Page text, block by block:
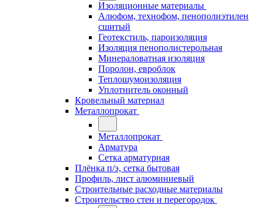
Изоляционные материалы
Алюфом, технофом, пенополиэтилен
сшитый
Геотекстиль, пароизоляция
Изоляция пенополистерольная
Минераловатная изоляция
Поролон, евроблок
Теплошумоизоляция
Уплотнитель оконный
Кровельный материал
Металлопрокат
Металлопрокат
Арматура
Сетка арматурная
Плёнка п/э, сетка бытовая
Профиль, лист алюминиевый
Строительные расходные материалы
Строительство стен и перегородок